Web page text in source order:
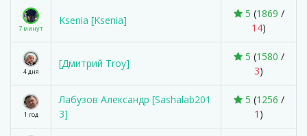
7 минут
Ksenia [Ksenia]
5 (1869 /
14)
4 дня
[Дмитрий Troy]
5 (1580 /
3)
1 год
Лабузов Александр [Sashalab201
3]
5 (1256 /
1 )